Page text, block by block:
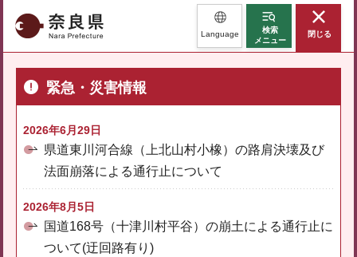
奈良県 Language
検索
メニュー
閉じる
緊急・災害情報
2026年6月29日
県道東川河合線（上北山村小橡）の路肩決壊及び
法面崩落による通行止について
2026年8月5日
国道168号（十津川村平谷）の崩土による通行止に
ついて(迂回路有り)